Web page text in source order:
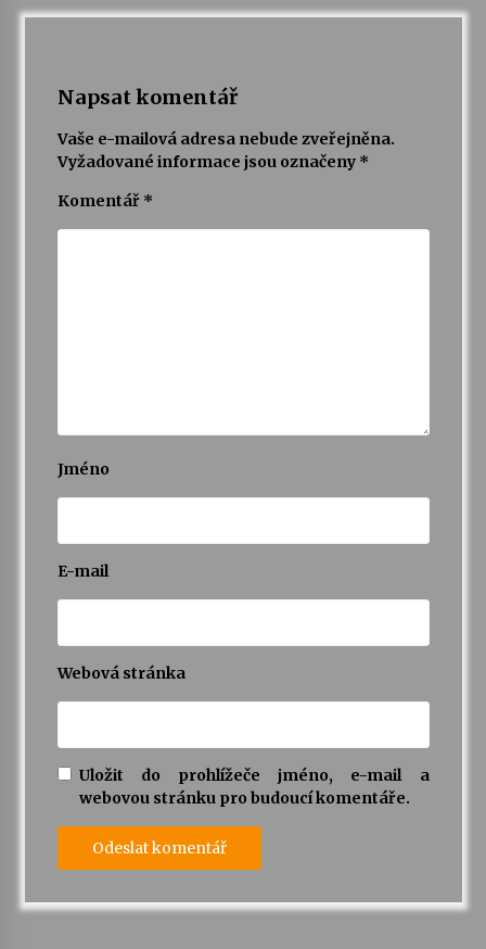
Napsat komentář
Vaše e-mailová adresa nebude zveřejněna.
Vyžadované informace jsou označeny *
Komentář *
Jméno
E-mail
Webová stránka
Uložit do prohlížeče jméno, e-mail a
webovou stránku pro budoucí komentáře.